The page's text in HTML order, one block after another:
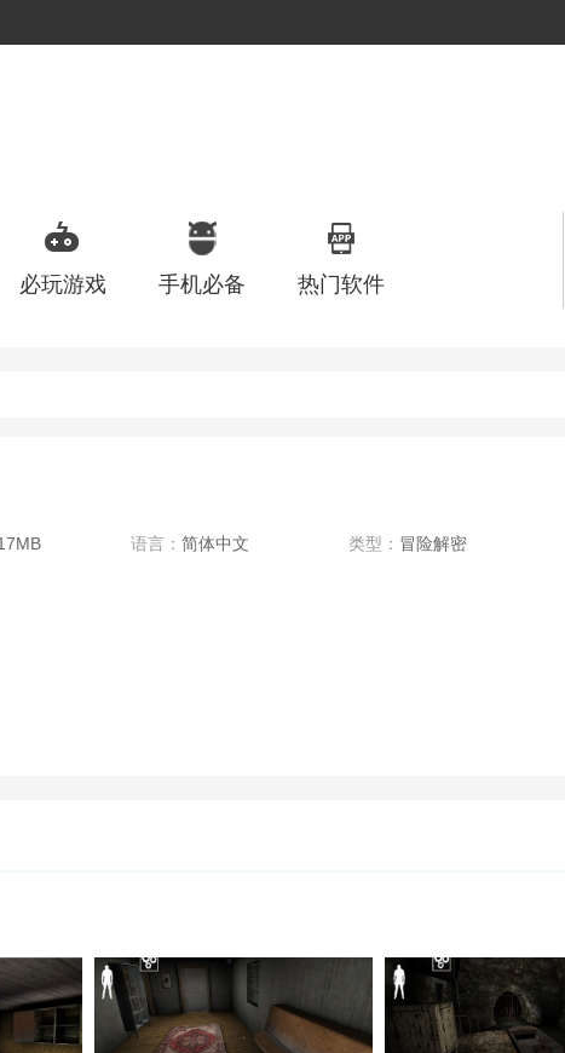
必玩游戏 手机必备 热门软件
语言： 简体中文 类型： 冒险解密